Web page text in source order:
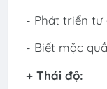
- Phát triển tư
- Biết mặc
+ Thái độ: